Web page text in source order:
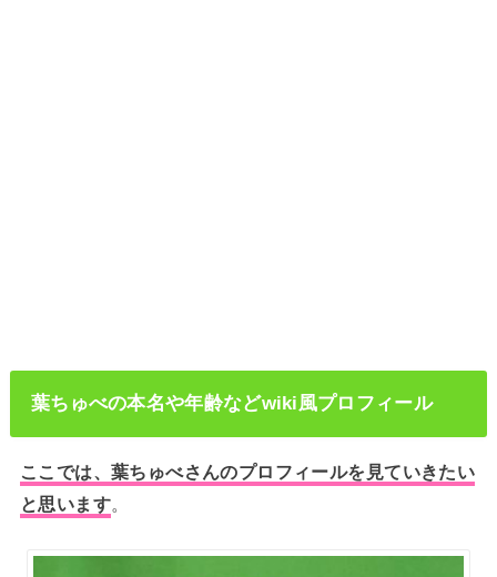
葉ちゅべの本名や年齢などwiki風プロフィール
ここでは、葉ちゅべさんのプロフィールを見ていきたい
と思います。